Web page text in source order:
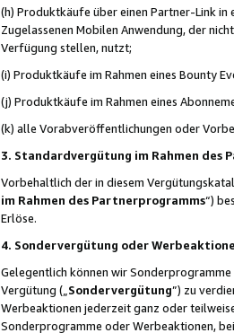
(h) Produktkäufe über einen Partner-Link in
Zugelassenen Mobilen Anwendung, der
Verfügung stellen, nutzt;
(i) Produktkäufe im Rahmen eines Bounty
(j) Produktkäufe im Rahmen eines
(k) alle Vorabveröffentlichungen oder
3. Standardvergütung im Rahmen des
Vorbehaltlich der in diesem
im Rahmen des Partnerprogramms“)
Erlöse.
4. Sondervergütung oder
Gelegentlich können wir
Vergütung („ Sondervergütung”) zu
Werbeaktionen jederzeit ganz oder
Sonderprogramme oder Werbeaktionen,